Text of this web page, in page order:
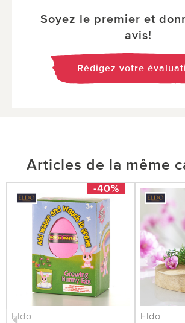
Soyez le premier et
avis!
Rédigez votre
Articles de la même
-40%
Eldo Eldo